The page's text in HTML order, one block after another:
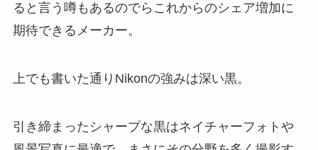
ると言う噂もあるのでらこれからのシェア増加に
期待できるメーカー。
上でも書いた通りNikonの強みは深い黒。
引き締まったシャープな黒はネイチャーフォトや